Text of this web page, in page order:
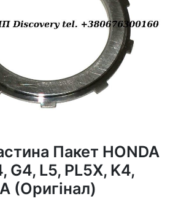
Пакет HONDA
G4, L5, PL5X, K4,
(Оригінал)